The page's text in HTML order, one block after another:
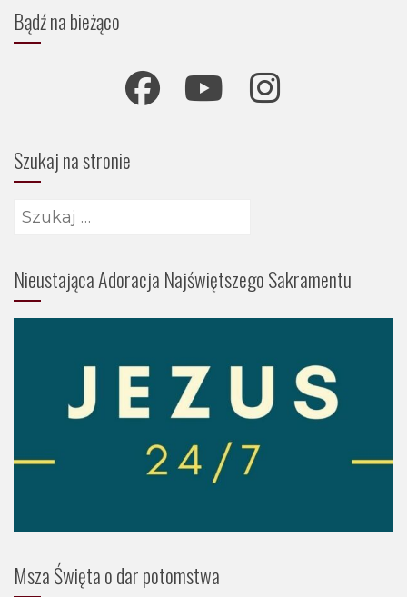
Bądź na bieżąco
Szukaj na stronie
Szukaj:
Nieustająca Adoracja Najświętszego Sakramentu
Msza Święta o dar potomstwa